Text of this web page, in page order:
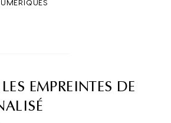
EMPREINTES DE